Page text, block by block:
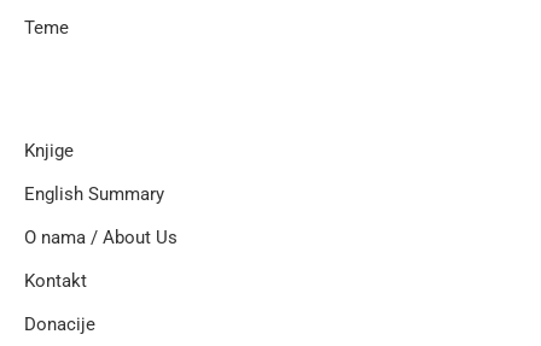
Teme
Knjige
English Summary
O nama / About Us
Kontakt
Donacije